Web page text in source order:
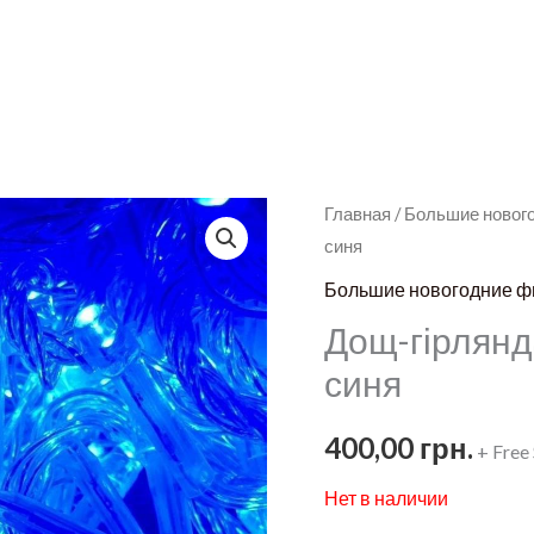
Главная /Большие
синя
Большие новогодние
Дощ-
синя
400,00 грн. +
Нет в наличии